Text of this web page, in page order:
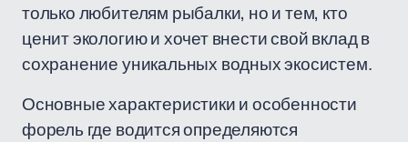
только любителям рыбалки, но и тем, кто
ценит экологию и хочет внести свой вклад в
сохранение уникальных водных экосистем.
Основные характеристики и особенности
форель где водится определяются